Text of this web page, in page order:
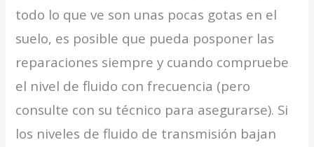
todo lo que ve son unas pocas gotas en el
suelo, es posible que pueda posponer las
reparaciones siempre y cuando compruebe
el nivel de fluido con frecuencia (pero
consulte con su técnico para asegurarse). Si
los niveles de fluido de transmisión bajan